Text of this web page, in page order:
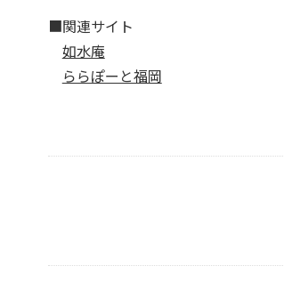
■関連サイト
如水庵
ららぽーと福岡